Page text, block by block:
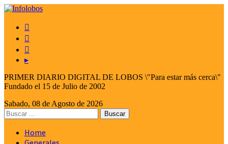



▸
PRIMER DIARIO DIGITAL DE LOBOS \"Para estar más cerca\"
Fundado el 15 de Julio de 2002
Sabado, 08 de Agosto de 2026
Home